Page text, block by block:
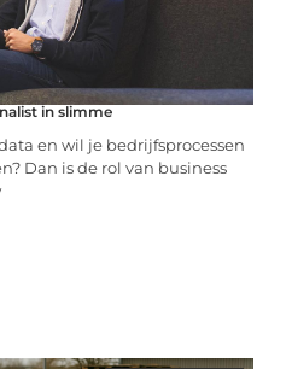
in slimme
en wil je bedrijfsprocessen
Dan is de rol van business